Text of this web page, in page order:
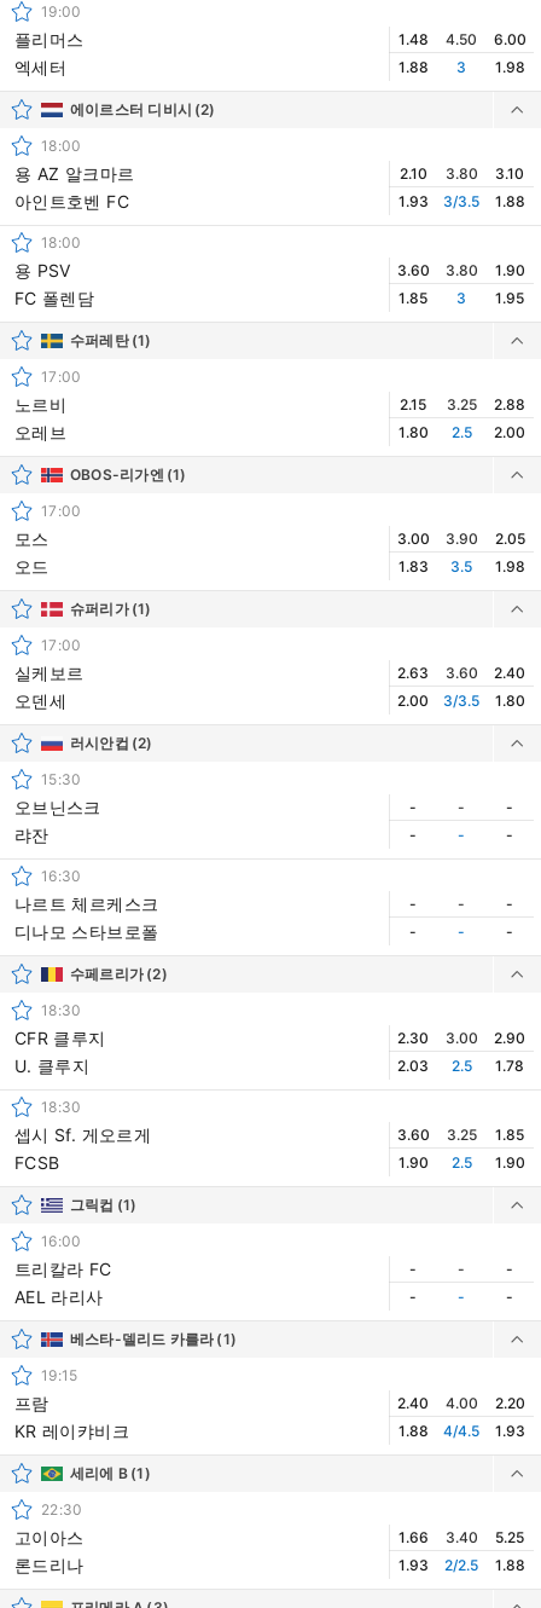
19:00
플리머스
엑세터
1.48 4.50
6.00
1.88
3 1.98
에이르스터 디비시 (2)
18:00
용 AZ 알크마르
아인트호벤 FC
2.10 3.80
3.10
1.93
3/3.5 1.88
18:00
용 PSV
FC 폴렌담
3.60 3.80
1.90
1.85
3 1.95
수퍼레탄 (1)
17:00
노르비
오레브
2.15 3.25
2.88
1.80
2.5 2.00
OBOS-리가엔 (1)
17:00
모스
오드
3.00 3.90
2.05
1.83
3.5 1.98
슈퍼리가 (1)
17:00
실케보르
오덴세
2.63 3.60
2.40
2.00
3/3.5 1.80
러시안컵 (2)
15:30
오브닌스크
랴잔
- -
-
-
- -
16:30
나르트 체르케스크
디나모 스타브로폴
- -
-
-
- -
수페르리가 (2)
18:30
CFR 클루지
U. 클루지
2.30 3.00
2.90
2.03
2.5 1.78
18:30
셉시 Sf. 게오르게
FCSB
3.60 3.25
1.85
1.90
2.5 1.90
그릭컵 (1)
16:00
트리칼라 FC
AEL 라리사
- -
-
-
- -
베스타-델리드 카를라 (1)
19:15
프람
KR 레이캬비크
2.40 4.00
2.20
1.88
4/4.5 1.93
세리에 B (1)
22:30
고이아스
론드리나
1.66 3.40
5.25
1.93
2/2.5 1.88